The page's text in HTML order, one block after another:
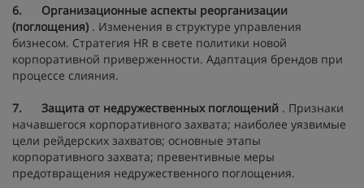
6.
Организационные аспекты реорганизации
(поглощения) . Изменения в структуре управления
бизнесом. Стратегия HR в свете политики новой
корпоративной приверженности. Адаптация брендов при
процессе слияния.
7. Защита от недружественных поглощений . Признаки
начавшегося корпоративного захвата; наиболее уязвимые
цели рейдерских захватов; основные этапы
корпоративного захвата; превентивные меры
предотвращения недружественного поглощения.